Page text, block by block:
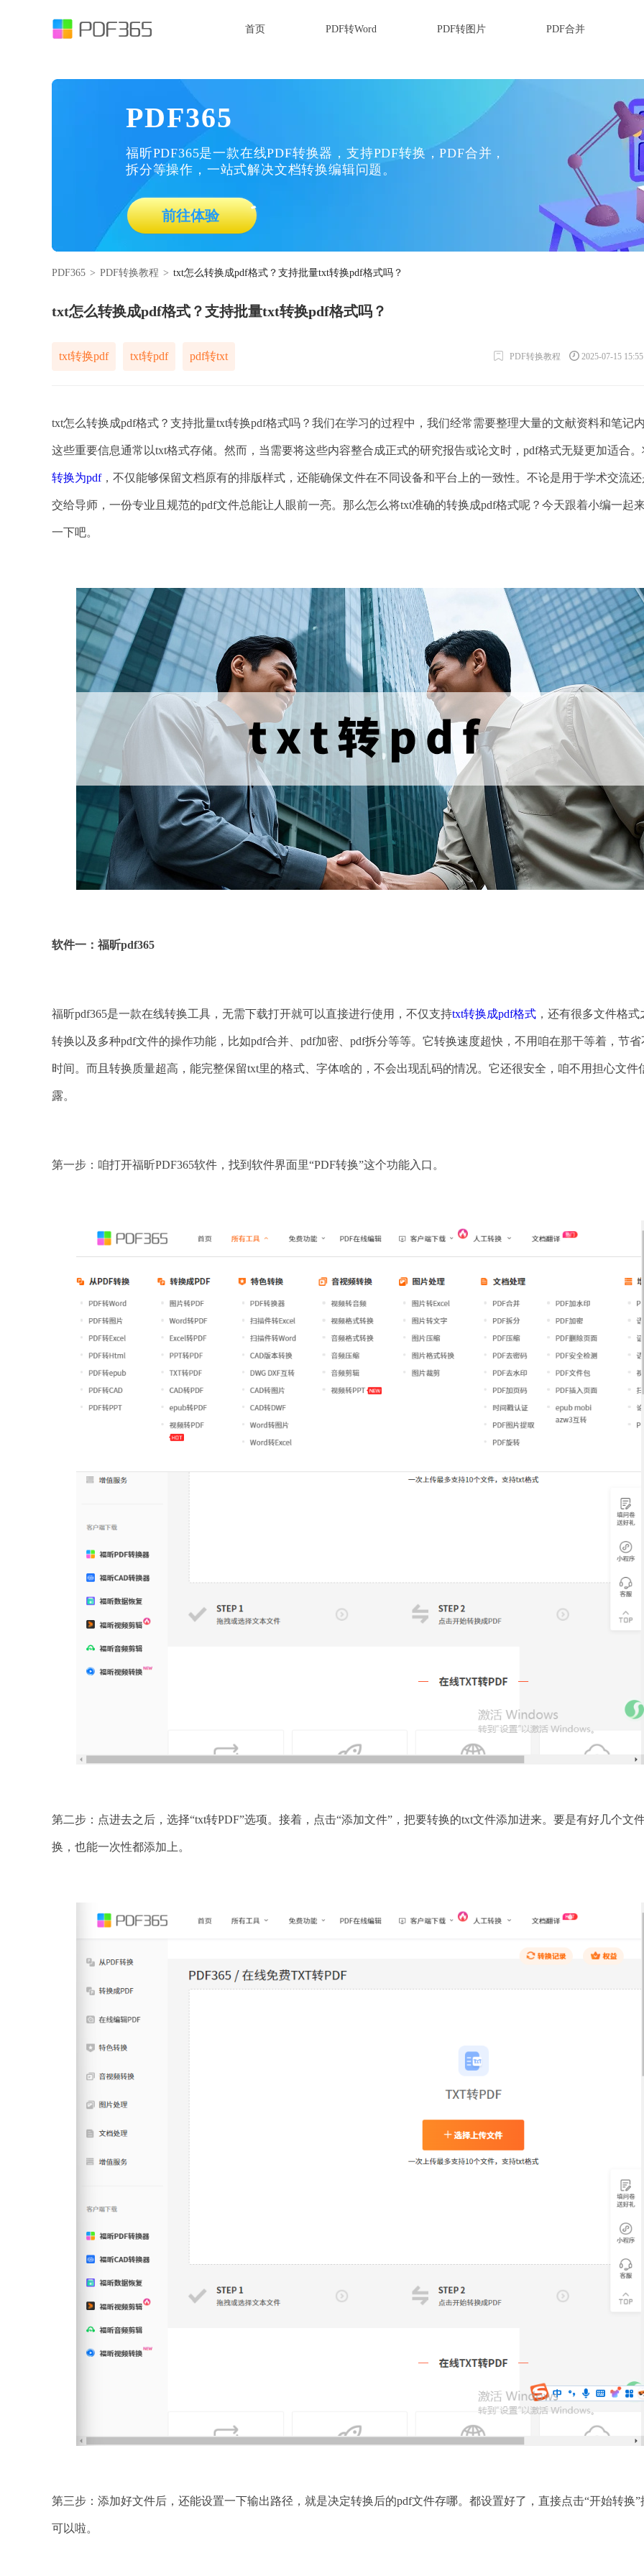
首页 PDF转Word PDF转图片 PDF合并
PDF365
福昕PDF365是一款在线PDF转换器，支持PDF转换，PDF合并，
拆分等操作，一站式解决文档转换编辑问题。
前往体验
PDF365 > PDF转换教程 > txt怎么转换成pdf格式？支持批量txt转换pdf格式吗？
txt怎么转换成pdf格式？支持批量txt转换pdf格式吗？
txt转换pdf txt转pdf pdf转txt PDF转换教程 2025-07-15
txt怎么转换成pdf格式？支持批量txt转换pdf格式吗？我们在学习的过程中，我们经常需要整理大量的文献资料和笔记
这些重要信息通常以txt格式存储。然而，当需要将这些内容整合成正式的研究报告或论文时，pdf格式无疑更加适合。
转换为pdf，不仅能够保留文档原有的排版样式，还能确保文件在不同设备和平台上的一致性。不论是用于学术交流
交给导师，一份专业且规范的pdf文件总能让人眼前一亮。那么怎么将txt准确的转换成pdf格式呢？今天跟着小编一起
一下吧。
软件一：福昕pdf365
福昕pdf365是一款在线转换工具，无需下载打开就可以直接进行使用，不仅支持txt转换成pdf格式 ，还有很多文件格式
转换以及多种pdf文件的操作功能，比如pdf合并、pdf加密、pdf拆分等等。它转换速度超快，不用咱在那干等着，节省
时间。而且转换质量超高，能完整保留txt里的格式、字体啥的，不会出现乱码的情况。它还很安全，咱不用担心文件
露。
第一步：咱打开福昕PDF365软件，找到软件界面里“PDF转换”这个功能入口。
第二步：点进去之后，选择“txt转PDF”选项。接着，点击“添加文件”，把要转换的txt文件添加进来。要是有好几个文
换，也能一次性都添加上。
第三步：添加好文件后，还能设置一下输出路径，就是决定转换后的pdf文件存哪。都设置好了，直接点击“开始转换”
可以啦。